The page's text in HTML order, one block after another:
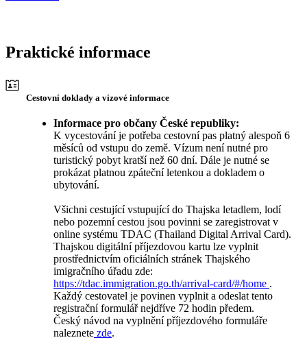
Praktické informace
Cestovní doklady a vízové informace
Informace pro občany České republiky:
K vycestování je potřeba cestovní pas platný alespoň 6
měsíců od vstupu do země. Vízum není nutné pro
turistický pobyt kratší než 60 dní. Dále je nutné se
prokázat platnou zpáteční letenkou a dokladem o
ubytování.
Všichni cestující vstupující do Thajska letadlem, lodí
nebo pozemní cestou jsou povinni se zaregistrovat v
online systému TDAC (Thailand Digital Arrival Card).
Thajskou digitální příjezdovou kartu lze vyplnit
prostřednictvím oficiálních stránek Thajského
imigračního úřadu zde:
https://tdac.immigration.go.th/arrival-card/#/home .
Každý cestovatel je povinen vyplnit a odeslat tento
registrační formulář nejdříve 72 hodin předem.
Český návod na vyplnění příjezdového formuláře
naleznete zde.